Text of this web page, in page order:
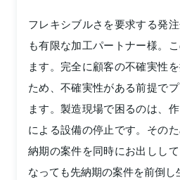
フレキシブルさを要求する発
も有限な加工パートナー様。
ます。完全に顧客の不確実性
ため、不確実性がある前提で
ます。製造現場で困るのは、
による設備の停止です。その
納期の案件を同時にお出しし
なっても先納期の案件を前倒し